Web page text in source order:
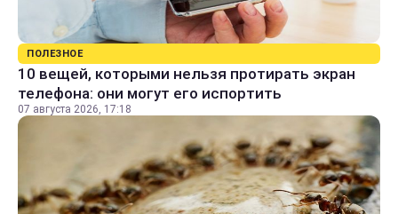
ПОЛЕЗНОЕ
10 вещей, которыми нельзя протирать экран
телефона: они могут его испортить
07 августа 2026, 17:18